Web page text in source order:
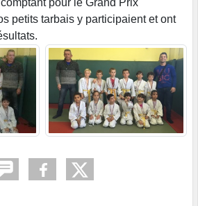
petits tarbais y participaient et ont